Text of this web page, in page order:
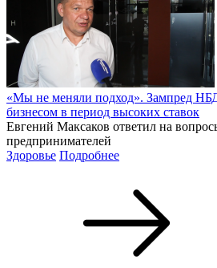
«Мы не меняли подход». Зампред
бизнесом в период высоких ставок
Евгений Максаков ответил на
предпринимателей
Здоровье Подробнее